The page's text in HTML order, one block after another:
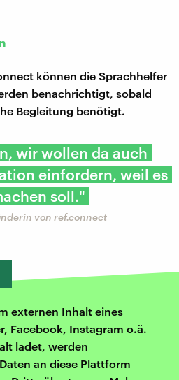
können die Sprachhelfer
benachrichtigt, sobald
Begleitung benötigt.
wir wollen da auch
einfordern, weil es
soll."
von ref.connect
externen Inhalt eines
Facebook, Instagram o.ä.
ladet, werden
an diese Plattform